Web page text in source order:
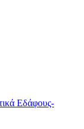
Εδάφους-